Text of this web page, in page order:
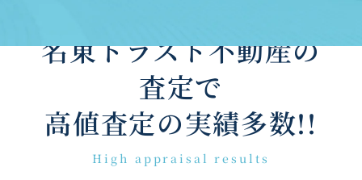
名東トラスト不動産の
査定で
高値査定の実績多数!!
High appraisal results